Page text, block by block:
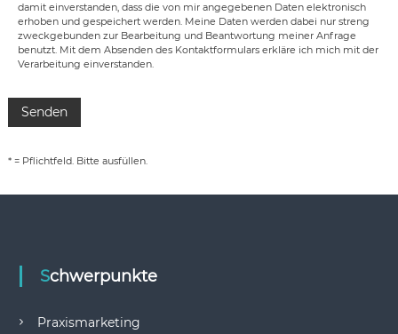
damit einverstanden, dass die von mir angegebenen Daten elektronisch
erhoben und gespeichert werden. Meine Daten werden dabei nur streng
zweckgebunden zur Bearbeitung und Beantwortung meiner Anfrage
benutzt. Mit dem Absenden des Kontaktformulars erkläre ich mich mit der
Verarbeitung einverstanden.
* = Pflichtfeld. Bitte ausfüllen.
Schwerpunkte
Praxismarketing